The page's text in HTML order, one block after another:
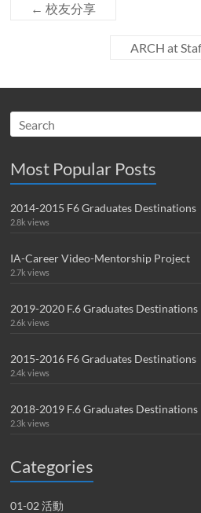
← 校友分享
ARCH at
Most Popular Posts
2014-2015 F6 Graduates Destinations
2.8k views
IA-Career Video-Mentorship Project
2.7k views
2019-2020 F.6 Graduates Destinations
2.6k views
2015-2016 F6 Graduates Destinations
2.4k views
2018-2019 F.6 Graduates Destinations
2.3k views
Categories
01-02 活動